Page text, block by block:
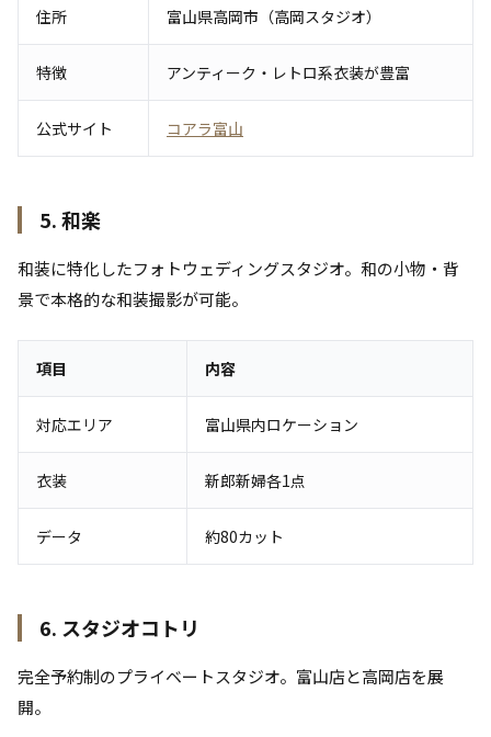
住所 富山県高岡市（高岡スタジオ）
特徴 アンティーク・レトロ系衣装が豊富
公式サイト コアラ富山
5. 和楽
和装に特化したフォトウェディングスタジオ。和の小物・背
景で本格的な和装撮影が可能。
項目 内容
対応エリア 富山県内ロケーション
衣装 新郎新婦各1点
データ 約80カット
6. スタジオコトリ
完全予約制のプライベートスタジオ。富山店と高岡店を展
開。